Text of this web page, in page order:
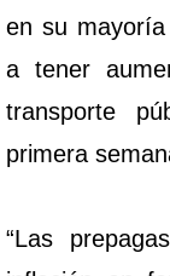
en su
a tener
transporte
primera
“Las